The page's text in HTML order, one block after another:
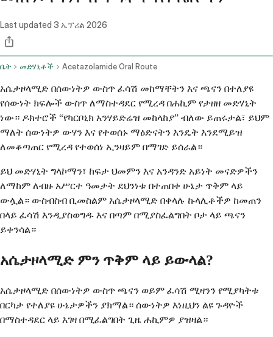
Last updated 3 ኤፕሪል 2026
ቤት መድሃኒቶች Acetazolamide Oral Route
አሴታዞላሚድ በሰውነትዎ ውስጥ ፈሳሽ መከማቸትን እና ጫናን በተለያዩ
የሰውነት ክፍሎች ውስጥ ለማስተዳደር የሚረዳ በሐኪም የታዘዘ መድሃኒት
ነው። ዶክተሮች “የካርቦኒክ አንሃይድሬዝ መከላከያ” ብለው ይጠሩታል፣ ይህም
ማለት ሰውነትዎ ውሃን እና የተወሰኑ ማዕድናትን እንዴት እንደሚይዝ
ለመቆጣጠር የሚረዳ የተወሰነ ኢንዛይም በማገድ ይሰራል።
ይህ መድሃኒት ግላኮማን፣ ከፍታ ህመምን እና አንዳንድ አይነት መናድዎችን
ለማከም ለብዙ አሥርተ ዓመታት ደህንነቱ በተጠበቀ ሁኔታ ጥቅም ላይ
ውሏል። ውስብስብ ቢመስልም አሴታዞላሚድ በቀላሉ ኩላሊቶችዎ ከመጠን
በላይ ፈሳሽ እንዲያስወግዱ እና በጣም በሚያስፈልግበት ቦታ ላይ ጫናን
ይቀንሳል።
አሴታዞላሚድ ምን ጥቅም ላይ ይውላል?
አሴታዞላሚድ በሰውነትዎ ውስጥ ጫናን ወይም ፈሳሽ ሚዛንን የሚያካትቱ
በርካታ የተለያዩ ሁኔታዎችን ያክማል። ሰውነትዎ እነዚህን ልዩ ጉዳዮች
በማስተዳደር ላይ እገዛ በሚፈልግበት ጊዜ ሐኪምዎ ያዝዛል።